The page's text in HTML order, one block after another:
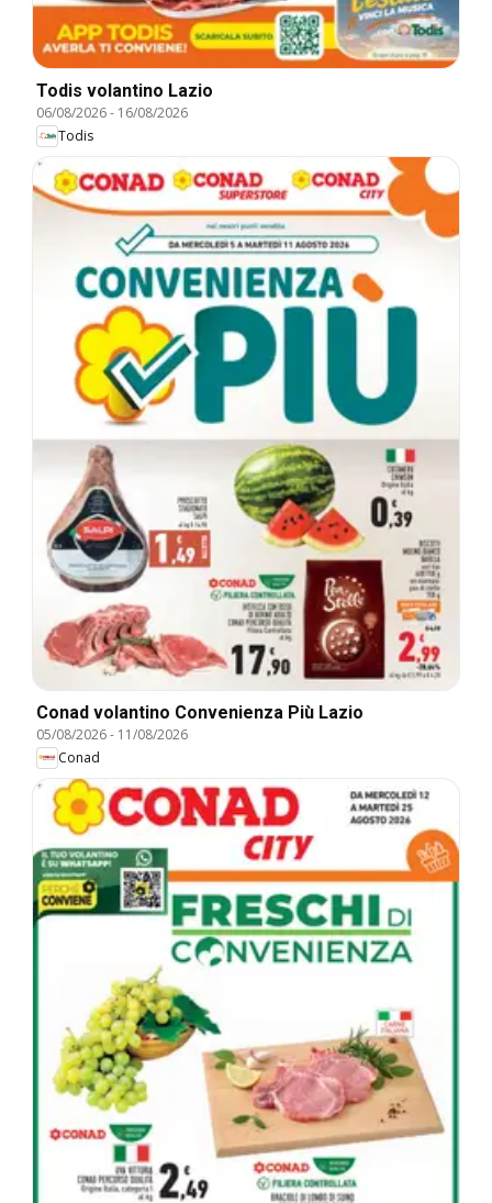
Todis volantino Lazio
06/08/2026- 16/08/2026
Todis
Conad volantino Convenienza Più Lazio
05/08/2026- 11/08/2026
Conad